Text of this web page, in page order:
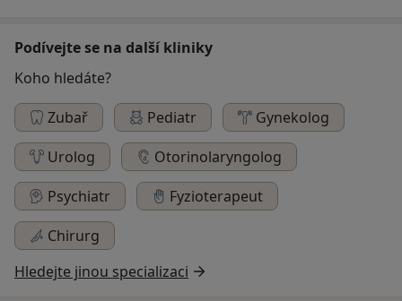
Podívejte se na další kliniky
Koho hledáte?
Zubař
Pediatr
Gynekolog
Urolog
Otorinolaryngolog
Psychiatr
Fyzioterapeut
Chirurg
Hledejte jinou specializaci